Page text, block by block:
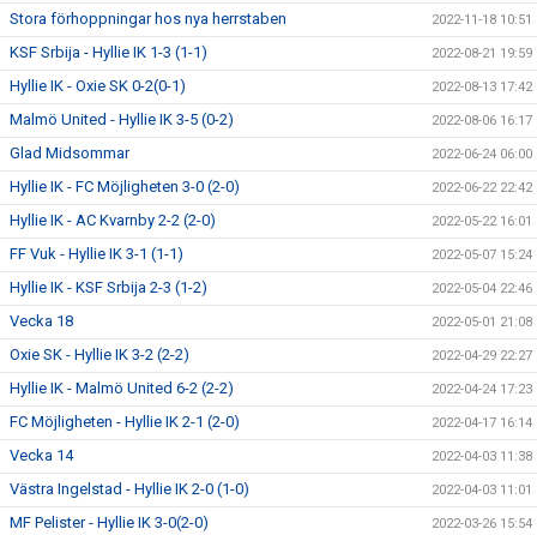
Stora förhoppningar hos nya herrstaben 2022-11-18 10:51
KSF Srbija - Hyllie IK 1-3 (1-1) 2022-08-21 19:59
Hyllie IK - Oxie SK 0-2(0-1) 2022-08-13 17:42
Malmö United - Hyllie IK 3-5 (0-2) 2022-08-06 16:17
Glad Midsommar 2022-06-24 06:00
Hyllie IK - FC Möjligheten 3-0 (2-0) 2022-06-22 22:42
Hyllie IK - AC Kvarnby 2-2 (2-0) 2022-05-22 16:01
FF Vuk - Hyllie IK 3-1 (1-1) 2022-05-07 15:24
Hyllie IK - KSF Srbija 2-3 (1-2) 2022-05-04 22:46
Vecka 18 2022-05-01 21:08
Oxie SK - Hyllie IK 3-2 (2-2) 2022-04-29 22:27
Hyllie IK - Malmö United 6-2 (2-2) 2022-04-24 17:23
FC Möjligheten - Hyllie IK 2-1 (2-0) 2022-04-17 16:14
Vecka 14 2022-04-03 11:38
Västra Ingelstad - Hyllie IK 2-0 (1-0) 2022-04-03 11:01
MF Pelister - Hyllie IK 3-0(2-0) 2022-03-26 15:54